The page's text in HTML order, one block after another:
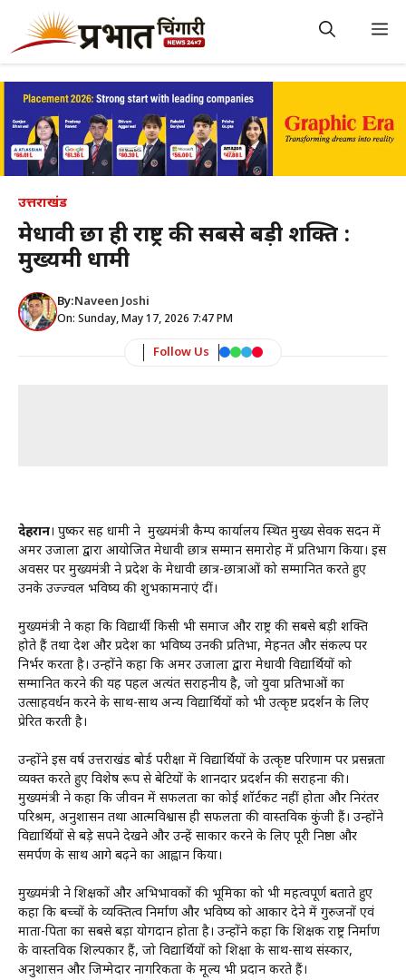
content
उत्तराखंड
मेधावी छात्र ही राष्ट्र की सबसे बड़ी शक्ति :
मुख्यमंत्री धामी
By:Naveen Joshi
On: Sunday, May 17, 2026 7:47 PM
Follow Us
देहरादून। पुष्कर सिंह धामी ने मुख्यमंत्री कैम्प कार्यालय स्थित मुख्य सेवक सदन में
अमर उजाला द्वारा आयोजित मेधावी छात्र सम्मान समारोह में प्रतिभाग किया। इस
अवसर पर मुख्यमंत्री ने प्रदेश के मेधावी छात्र-छात्राओं को सम्मानित करते हुए
उनके उज्ज्वल भविष्य की शुभकामनाएं दीं।
मुख्यमंत्री ने कहा कि विद्यार्थी किसी भी समाज और राष्ट्र की सबसे बड़ी शक्ति
होते हैं तथा देश और प्रदेश का भविष्य उनकी प्रतिभा, मेहनत और संकल्प पर
निर्भर करता है। उन्होंने कहा कि अमर उजाला द्वारा मेधावी विद्यार्थियों को
सम्मानित करने की यह पहल अत्यंत सराहनीय है, जो युवा प्रतिभाओं का
उत्साहवर्धन करने के साथ-साथ अन्य विद्यार्थियों को भी उत्कृष्ट प्रदर्शन के लिए
प्रेरित करती है।
उन्होंने इस वर्ष उत्तराखंड बोर्ड परीक्षा में विद्यार्थियों के उत्कृष्ट परिणाम पर प्रसन्नता
व्यक्त करते हुए विशेष रूप से बेटियों के शानदार प्रदर्शन की सराहना की।
मुख्यमंत्री ने कहा कि जीवन में सफलता का कोई शॉर्टकट नहीं होता और निरंतर
परिश्रम, अनुशासन तथा आत्मविश्वास ही सफलता की वास्तविक कुंजी हैं। उन्होंने
विद्यार्थियों से बड़े सपने देखने और उन्हें साकार करने के लिए पूरी निष्ठा और
समर्पण के साथ आगे बढ़ने का आह्वान किया।
मुख्यमंत्री ने शिक्षकों और अभिभावकों की भूमिका को भी महत्वपूर्ण बताते हुए
कहा कि बच्चों के व्यक्तित्व निर्माण और भविष्य को आकार देने में गुरुजनों एवं
माता-पिता का सबसे बड़ा योगदान होता है। उन्होंने कहा कि शिक्षक राष्ट्र निर्माण
के वास्तविक शिल्पकार हैं, जो विद्यार्थियों को शिक्षा के साथ-साथ संस्कार,
अनुशासन और जिम्मेदार नागरिकता के मूल्य भी प्रदान करते हैं।